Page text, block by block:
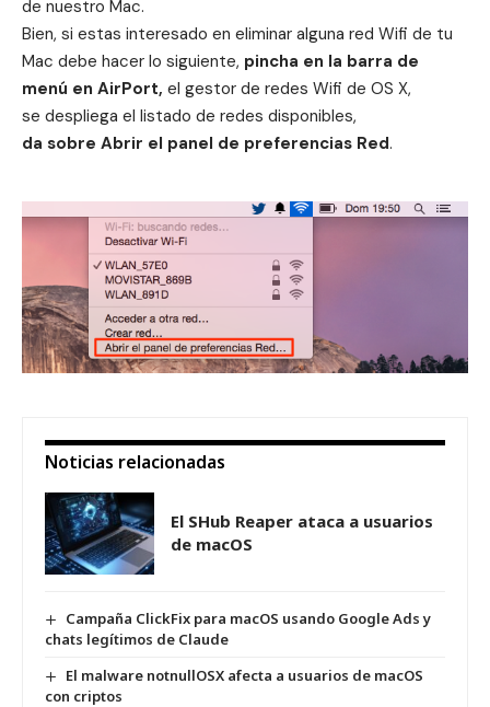
de nuestro Mac.
Bien, si estas interesado en eliminar alguna red Wifi de tu
Mac debe hacer lo siguiente, pincha en la barra de
menú en AirPort, el gestor de redes Wifi de OS X,
se despliega el listado de redes disponibles,
da sobre Abrir el panel de preferencias Red.
Noticias relacionadas
El SHub Reaper ataca a usuarios
de macOS
Campaña ClickFix para macOS usando Google Ads y
chats legítimos de Claude
El malware notnullOSX afecta a usuarios de macOS
con criptos